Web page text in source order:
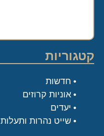
קטגוריות
חדשות
אוניות קרוזים
יעדים
שייט נהרות ותעלות